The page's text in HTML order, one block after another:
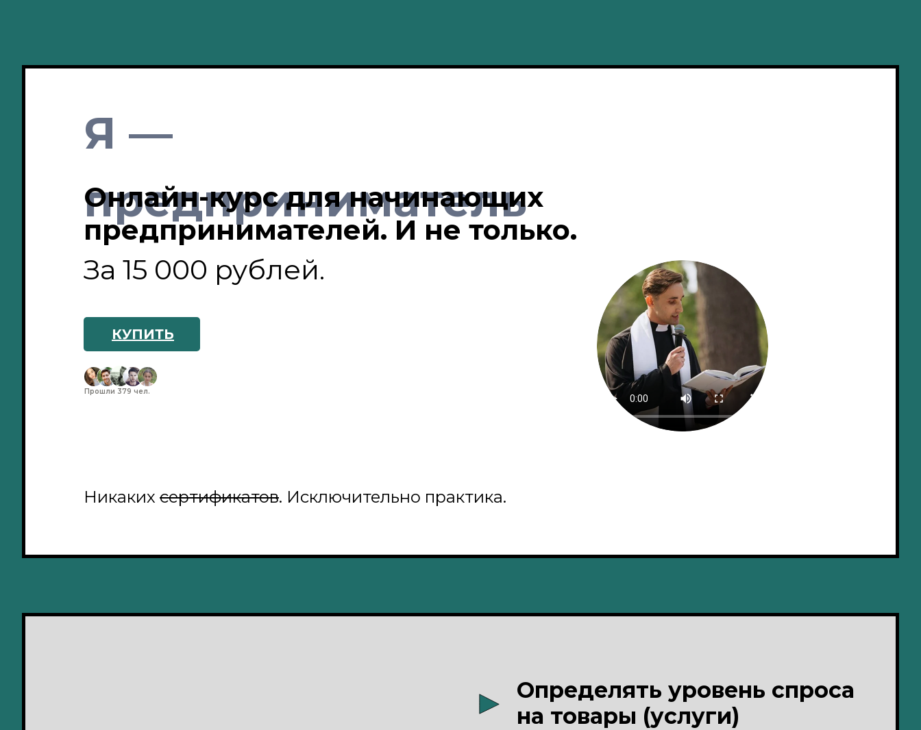
Я —
предприниматель
Онлайн-курс для начинающих
предпринимателей. И не только.
За 15 000 рублей.
Никаких сертификатов. Исключительно практика.
КУПИТЬ
Прошли 379 чел.
Определять уровень спроса
на товары (услуги)